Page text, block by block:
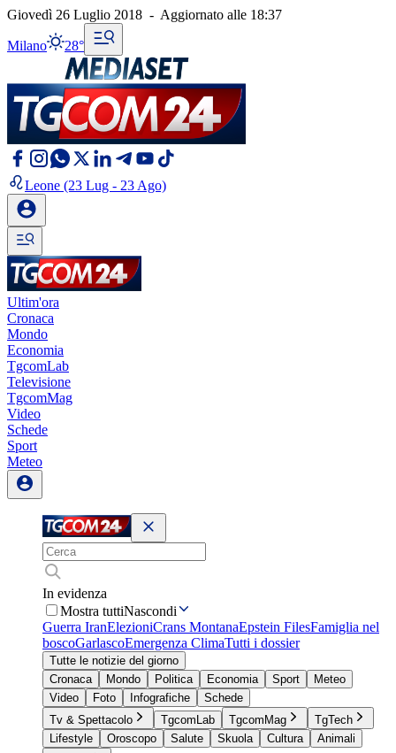
Giovedì 26 Luglio 2018 - Aggiornato alle 18:37
Milano 28°
Leone (23 Lug - 23 Ago)
Ultim'ora
Cronaca
Mondo
Economia
TgcomLab
Televisione
TgcomMag
Video
Schede
Sport
Meteo
In evidenza
Mostra tuttiNascondi
Guerra IranElezioniCrans MontanaEpstein FilesFamiglia nel
boscoGarlascoEmergenza ClimaTutti i dossier
Tutte le notizie del giorno
Cronaca
Mondo Politica Economia Sport
Meteo
Video
Foto Infografiche
Schede
Tv & Spettacolo
TgcomLab TgcomMag
TgTech
Lifestyle
Oroscopo Salute Skuola Cultura
Animali